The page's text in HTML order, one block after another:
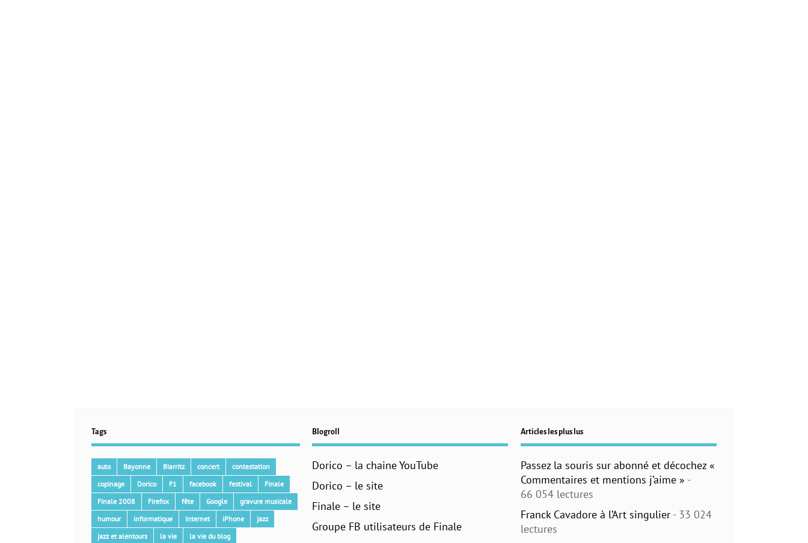
Tags
auto Bayonne Biarritz concert
contestation
copinage
Dorico F1 facebook festival
Finale
Finale 2008
Firefox fête Google
gravure musicale
humour
informatique Internet iPhone
jazz
jazz et alentours
la vie la vie du blog
Blogroll
Dorico – la chaine YouTube
Dorico – le site
Finale – le site
Groupe FB utilisateurs de Finale
Articles les plus lus
Passez la souris sur abonné et décochez «
Commentaires et mentions j’aime » -
66 054 lectures
Franck Cavadore à l’Art singulier - 33 024
lectures